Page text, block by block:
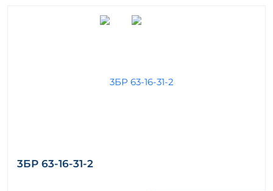
3БР 63-16-31-2